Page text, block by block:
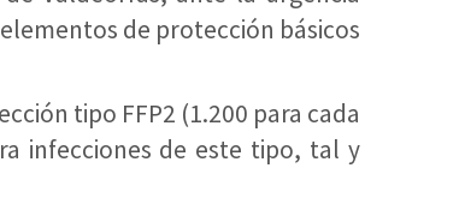
de protección básicos
tipo FFP2 (1.200 para cada
infecciones de este tipo, tal y